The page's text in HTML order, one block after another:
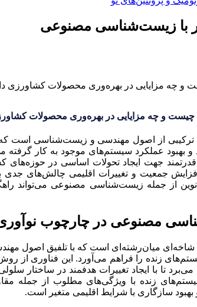
با زیست‌شناسی مصنوعی
و چه مزایایی در بهره‌وری محصولات
از اصول مهندسی و زیست‌شناسی است
و بهبود عملکرد سیستم‌های موجود به کار
قدرتمند جهت ایجاد تحولات اساسی در
جمعیت و تغییرات اقلیمی چالش‌های جدی
نوین از جمله زیست‌شناسی مصنوعی می‌تواند
مصنوعی در چارچوب
میان‌رشته‌ای است که با تلفیق اصول
زنده را فراهم می‌آورد. این فناوری از
تا با ایجاد تغییرات هدفمند در ساختار
زنده با ویژگی‌های مطلوب از جمله
بهبود سازگاری با شرایط اقلیمی متغیر است.